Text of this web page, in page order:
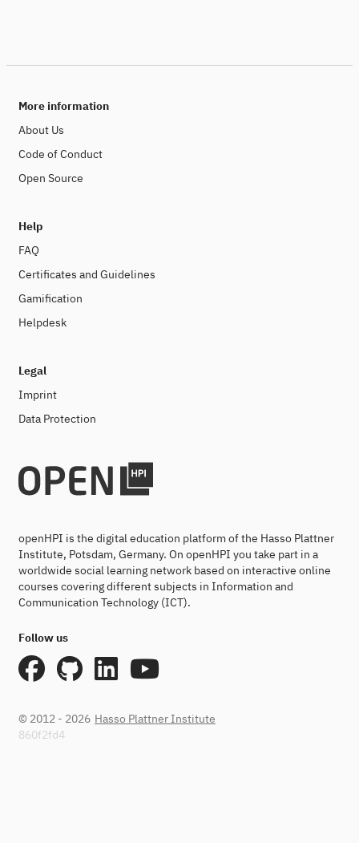
More information
About Us
Code of Conduct
Open Source
Help
FAQ
Certificates and Guidelines
Gamification
Helpdesk
Legal
Imprint
Data Protection
openHPI is the digital education platform of the Hasso Plattner
Institute, Potsdam, Germany. On openHPI you take part in a
worldwide social learning network based on interactive online
courses covering different subjects in Information and
Communication Technology (ICT).
Follow us
© 2012 - 2026 Hasso Plattner Institute
860f2fd4